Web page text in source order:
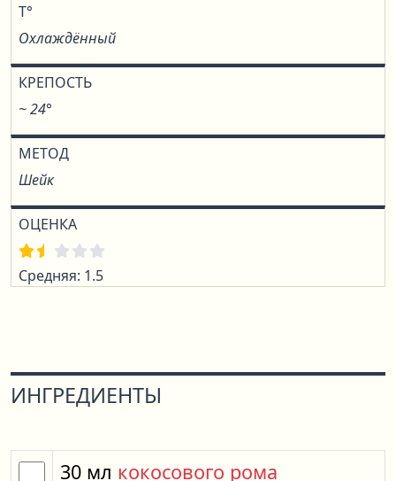
T°
Охлаждённый
КРЕПОСТЬ
~ 24°
МЕТОД
Шейк
ОЦЕНКА
Средняя: 1.5
ИНГРЕДИЕНТЫ
30 мл кокосового рома